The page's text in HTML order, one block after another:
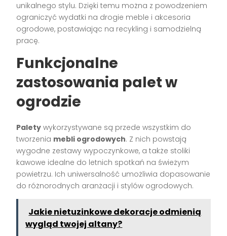
unikalnego stylu. Dzięki temu można z powodzeniem
ograniczyć wydatki na drogie meble i akcesoria
ogrodowe, postawiając na recykling i samodzielną
pracę.
Funkcjonalne
zastosowania palet w
ogrodzie
Palety wykorzystywane są przede wszystkim do
tworzenia mebli ogrodowych. Z nich powstają
wygodne zestawy wypoczynkowe, a także stoliki
kawowe idealne do letnich spotkań na świeżym
powietrzu. Ich uniwersalność umożliwia dopasowanie
do różnorodnych aranżacji i stylów ogrodowych.
Jakie nietuzinkowe dekoracje odmienią
wygląd twojej altany?